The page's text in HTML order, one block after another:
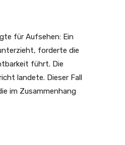
für Aufsehen: Ein
forderte die
führt. Die
landete. Dieser Fall
im Zusammenhang